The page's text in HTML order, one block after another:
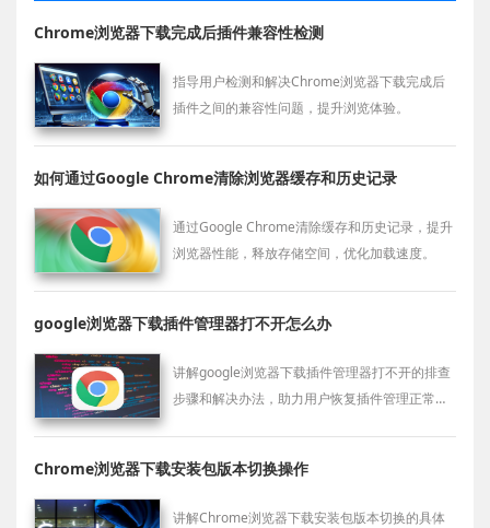
Chrome浏览器下载完成后插件兼容性检测
指导用户检测和解决Chrome浏览器下载完成后
插件之间的兼容性问题，提升浏览体验。
如何通过Google Chrome清除浏览器缓存和历史记录
通过Google Chrome清除缓存和历史记录，提升
浏览器性能，释放存储空间，优化加载速度。
google浏览器下载插件管理器打不开怎么办
讲解google浏览器下载插件管理器打不开的排查
步骤和解决办法，助力用户恢复插件管理正常运
Chrome浏览器下载安装包版本切换操作
讲解Chrome浏览器下载安装包版本切换的具体